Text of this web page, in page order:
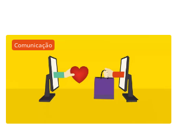
Comunicação